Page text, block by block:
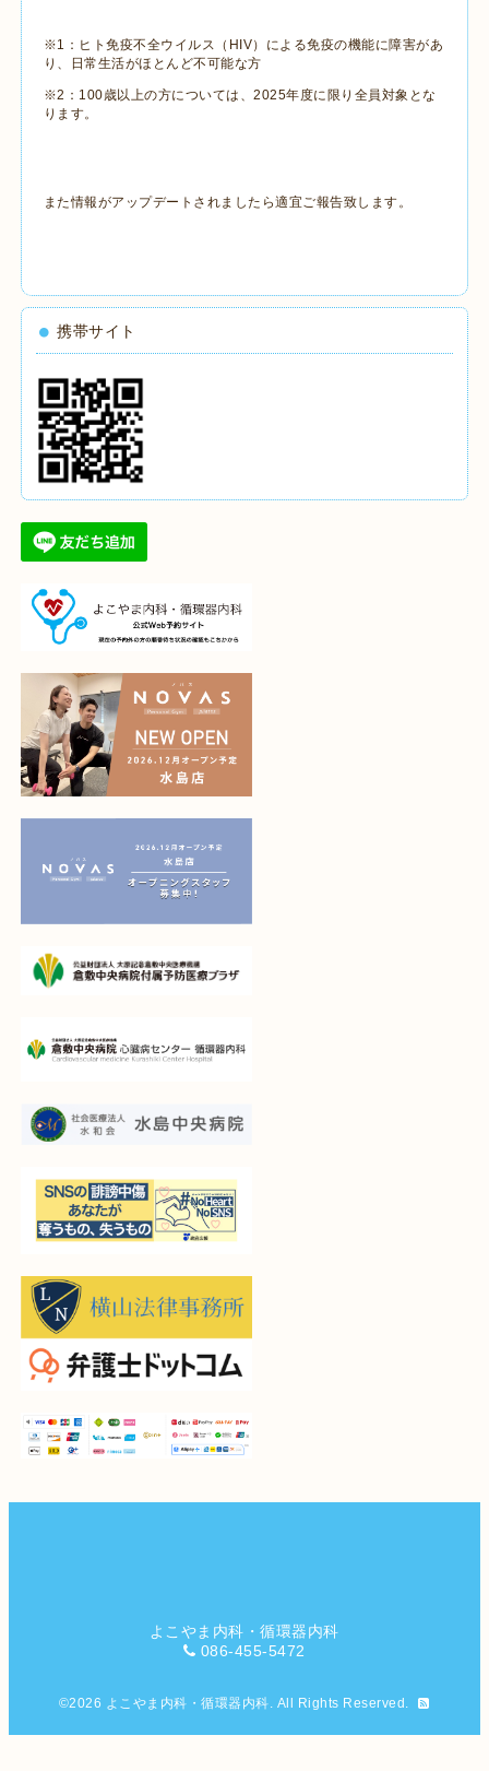
※1：ヒト免疫不全ウイルス（HIV）による免疫の機能に障害があ
り、日常生活がほとんど不可能な方
※2：100歳以上の方については、2025年度に限り全員対象とな
ります。
また情報がアップデートされましたら適宜ご報告致します。
携帯サイト
よこやま内科・循環器内科
086-455-5472
©2026 よこやま内科・循環器内科 . All Rights Reserved.